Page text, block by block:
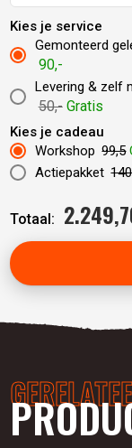
Kies je service
Gemonteerd
90,-
Levering & zelf
50,- Gratis
Kies je cadeau
Workshop 99,5
Actiepakket 140
Totaal: 2.249,